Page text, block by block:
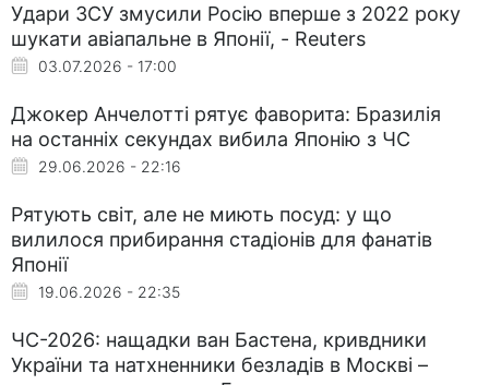
Удари ЗСУ змусили Росію вперше з 2022 року
шукати авіапальне в Японії, - Reuters
03.07.2026 - 17:00
Джокер Анчелотті рятує фаворита: Бразилія
на останніх секундах вибила Японію з ЧС
29.06.2026 - 22:16
Рятують світ, але не миють посуд: у що
вилилося прибирання стадіонів для фанатів
Японії
19.06.2026 - 22:35
ЧС-2026: нащадки ван Бастена, кривдники
України та натхненники безладів в Москві –